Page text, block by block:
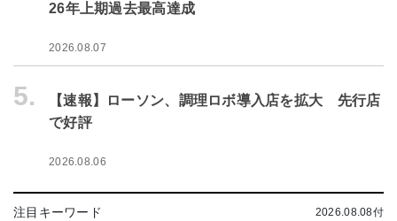
26年上期過去最高達成
2026.08.07
5.
【速報】ローソン、調理ロボ導入店を拡大 先行店
で好評
2026.08.06
注目キーワード 2026.08.08付